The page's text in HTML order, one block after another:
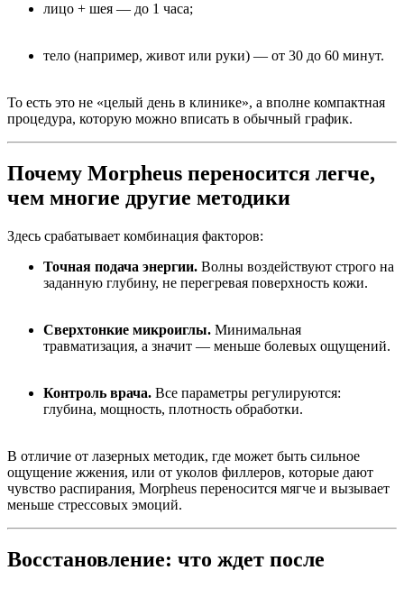
лицо + шея — до 1 часа;
тело (например, живот или руки) — от 30 до 60 минут.
То есть это не «целый день в клинике», а вполне компактная
процедура, которую можно вписать в обычный график.
Почему Morpheus переносится легче,
чем многие другие методики
Здесь срабатывает комбинация факторов:
Точная подача энергии. Волны воздействуют строго на
заданную глубину, не перегревая поверхность кожи.
Сверхтонкие микроиглы. Минимальная
травматизация, а значит — меньше болевых ощущений.
Контроль врача. Все параметры регулируются:
глубина, мощность, плотность обработки.
В отличие от лазерных методик, где может быть сильное
ощущение жжения, или от уколов филлеров, которые дают
чувство распирания, Morpheus переносится мягче и вызывает
меньше стрессовых эмоций.
Восстановление: что ждет после